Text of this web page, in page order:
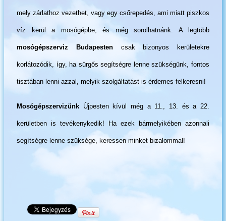
mely zárlathoz vezethet, vagy egy csőrepedés, ami miatt piszkos
víz kerül a mosógépbe, és még sorolhatnánk. A legtöbb
mosógépszerviz Budapestencsak bizonyos kerületekre
korlátozódik, így, ha sürgős segítségre lenne szükségünk, fontos
tisztában lenni azzal, melyik szolgáltatást is érdemes felkeresni!
Mosógépszervizünk Újpesten kívül még a 11., 13. és a 22.
kerületben is tevékenykedik! Ha ezek bármelyikében azonnali
segítségre lenne szüksége, keressen minket bizalommal!